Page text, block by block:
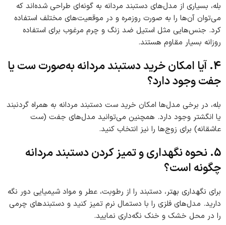
بله، بسیاری از مدل‌های دستبند مردانه به گونه‌ای طراحی شده‌اند که
می‌توان آن‌ها را به صورت روزمره و در موقعیت‌های مختلف استفاده
کرد. جنس‌هایی مثل استیل ضد زنگ و چرم مرغوب برای استفاده
روزانه بسیار مقاوم هستند.
4. آیا امکان خرید دستبند مردانه به‌صورت ست یا
جفت وجود دارد؟
بله، در برخی مدل‌ها امکان خرید ست دستبند مردانه به همراه گردنبند
یا انگشتر وجود دارد. همچنین می‌توانید مدل‌های جفت (ست
عاشقانه) برای زوج‌ها را نیز انتخاب کنید.
5. نحوه نگهداری و تمیز کردن دستبند مردانه
چگونه است؟
برای نگهداری بهتر، دستبند را از رطوبت، عطر و مواد شیمیایی دور نگه
دارید. مدل‌های فلزی را با دستمال نرم تمیز کنید و دستبندهای چرمی
را در محل خشک و خنک نگه‌داری نمایید.